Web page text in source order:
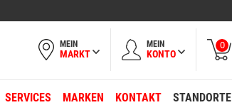
MEIN
MARKT
MEIN
KONTO
0
SERVICES MARKEN KONTAKT STANDORTE